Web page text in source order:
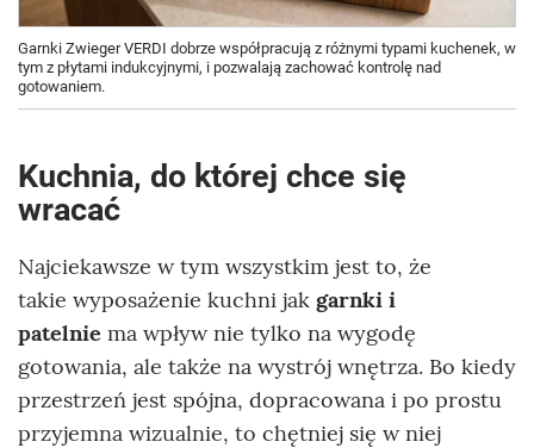
Garnki Zwieger VERDI dobrze współpracują z różnymi typami kuchenek, w
tym z płytami indukcyjnymi, i pozwalają zachować kontrolę nad
gotowaniem.
Kuchnia, do której chce się
wracać
Najciekawsze w tym wszystkim jest to, że
takie wyposażenie kuchni jak garnki i
patelnie ma wpływ nie tylko na wygodę
gotowania, ale także na wystrój wnętrza. Bo kiedy
przestrzeń jest spójna, dopracowana i po prostu
przyjemna wizualnie, to chętniej się w niej